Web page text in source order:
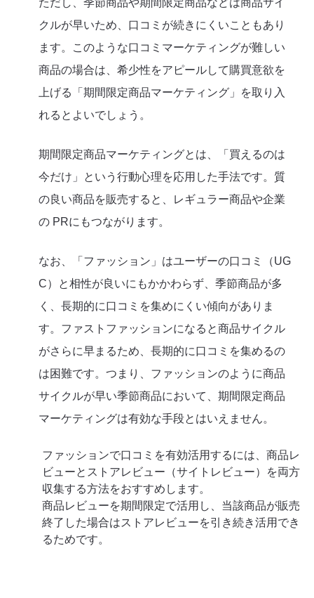
クルが早いため、口コミが続きにくいこともあり
ます。このような口コミマーケティングが難しい
商品の場合は、希少性をアピールして購買意欲を
上げる「期間限定商品マーケティング」を取り入
れるとよいでしょう。
期間限定商品マーケティングとは、「買えるのは
今だけ」という行動心理を応用した手法です。質
の良い商品を販売すると、レギュラー商品や企業
の PRにもつながります。
なお、「ファッション」はユーザーの口コミ（UG
C）と相性が良いにもかかわらず、季節商品が多
く、長期的に口コミを集めにくい傾向がありま
す。ファストファッションになると商品サイクル
がさらに早まるため、長期的に口コミを集めるの
は困難です。つまり、ファッションのように商品
サイクルが早い季節商品において、期間限定商品
マーケティングは有効な手段とはいえません。
ファッションで口コミを有効活用するには、商品レ
ビューとストアレビュー（サイトレビュー）を両方
収集する方法をおすすめします。
商品レビューを期間限定で活用し、当該商品が販売
終了した場合はストアレビューを引き続き活用でき
るためです。